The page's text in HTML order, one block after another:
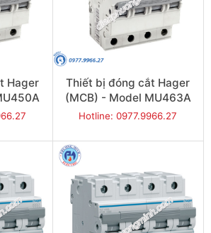
Hager
Thiết bị đóng cắt Hager
(MCB) - Model MU463A
Hotline: 0977.9966.27